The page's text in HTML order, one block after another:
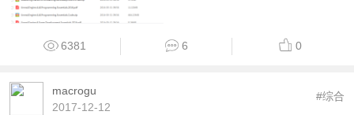
6381 6 0
macrogu
2017-12-12
#综合